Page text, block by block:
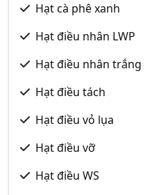
Hạt cà phê xanh
Hạt điều nhân LWP
Hạt điều nhân trắng
Hạt điều tách
Hạt điều vỏ lụa
Hạt điều vỡ
Hạt điều WS